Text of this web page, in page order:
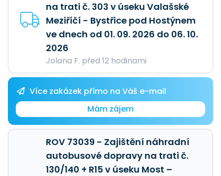
na trati č. 303 v úseku Valašské
Meziříčí - Bystřice pod Hostýnem
ve dnech od 01. 09. 2026 do 06. 10.
2026
Jolana F. před 12 hodinami
Více zakázek přímo na Váš e-mail
Mám zájem
ROV 73039 - Zajištění náhradní
autobusové dopravy na trati č.
130/140 + R15 v úseku Most –